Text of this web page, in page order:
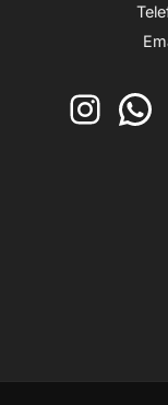
Instagram WhatsApp